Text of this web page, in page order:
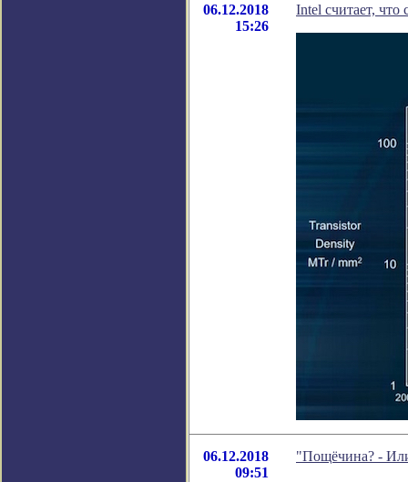
06.12.2018
15:26
Intel считает,
06.12.2018
09:51
"Пощёчина? -